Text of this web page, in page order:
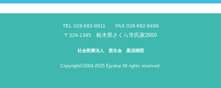
TEL 028-682-8811 FAX 028-682-9499
〒329-1395 栃木県さくら市氏家2650
社会医療法人 恵生会 黒須病院
Copyright©2004-2025 Ejyokai All rights reserved.